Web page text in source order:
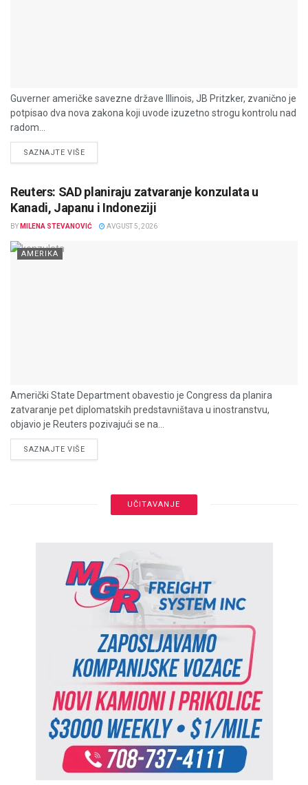
Guverner američke savezne države Illinois, JB Pritzker, zvanično je
potpisao dva nova zakona koji uvode izuzetno strogu kontrolu nad
radom...
SAZNAJTE VIŠEDETAILS
Reuters: SAD planiraju zatvaranje konzulata u
Kanadi, Japanu i Indoneziji
BY MILENA STEVANOVIĆ AVGUST 5, 2026
AMERIKA
Američki State Department obavestio je Congress da planira
zatvaranje pet diplomatskih predstavništava u inostranstvu,
objavio je Reuters pozivajući se na...
SAZNAJTE VIŠEDETAILS
UČITAVANJE